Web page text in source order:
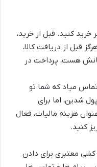
خرید کنید. قبل از خرید،
قبل از دریافت کالا،
هست، پرداخت در
میاد که شما تو
شدین، اما برای
هزینه مالیات، فعال
کنید.
معتبری برای دادن